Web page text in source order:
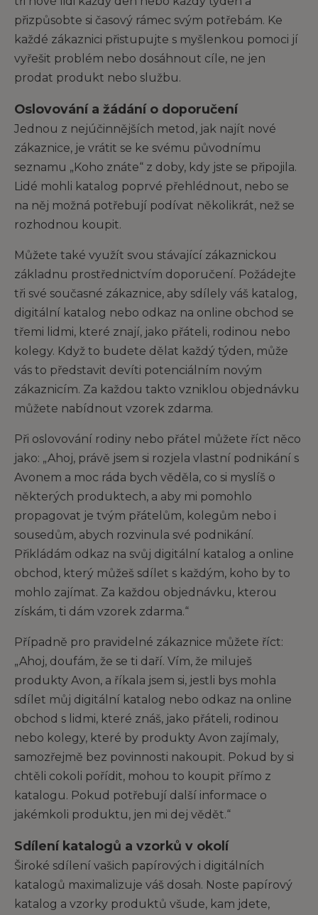
přizpůsobte si časový rámec svým potřebám. Ke
každé zákaznici přistupujte s myšlenkou pomoci jí
vyřešit problém nebo dosáhnout cíle, ne jen
prodat produkt nebo službu.
Oslovování a žádání o doporučení
Jednou z nejúčinnějších metod, jak najít nové
zákaznice, je vrátit se ke svému původnímu
seznamu „Koho znáte“ z doby, kdy jste se připojila.
Lidé mohli katalog poprvé přehlédnout, nebo se
na něj možná potřebují podívat několikrát, než se
rozhodnou koupit.
Můžete také využít svou stávající zákaznickou
základnu prostřednictvím doporučení. Požádejte
tři své současné zákaznice, aby sdílely váš katalog,
digitální katalog nebo odkaz na online obchod se
třemi lidmi, které znají, jako přáteli, rodinou nebo
kolegy. Když to budete dělat každý týden, může
vás to představit devíti potenciálním novým
zákaznicím. Za každou takto vzniklou objednávku
můžete nabídnout vzorek zdarma.
Při oslovování rodiny nebo přátel můžete říct něco
jako: „Ahoj, právě jsem si rozjela vlastní podnikání s
Avonem a moc ráda bych věděla, co si myslíš o
některých produktech, a aby mi pomohlo
propagovat je tvým přátelům, kolegům nebo i
sousedům, abych rozvinula své podnikání.
Přikládám odkaz na svůj digitální katalog a online
obchod, který můžeš sdílet s každým, koho by to
mohlo zajímat. Za každou objednávku, kterou
získám, ti dám vzorek zdarma.“
Případně pro pravidelné zákaznice můžete říct:
„Ahoj, doufám, že se ti daří. Vím, že miluješ
produkty Avon, a říkala jsem si, jestli bys mohla
sdílet můj digitální katalog nebo odkaz na online
obchod s lidmi, které znáš, jako přáteli, rodinou
nebo kolegy, které by produkty Avon zajímaly,
samozřejmě bez povinnosti nakoupit. Pokud by si
chtěli cokoli pořídit, mohou to koupit přímo z
katalogu. Pokud potřebují další informace o
jakémkoli produktu, jen mi dej vědět.“
Sdílení katalogů a vzorků v okolí
Široké sdílení vašich papírových i digitálních
katalogů maximalizuje váš dosah. Noste papírový
katalog a vzorky produktů všude, kam jdete,